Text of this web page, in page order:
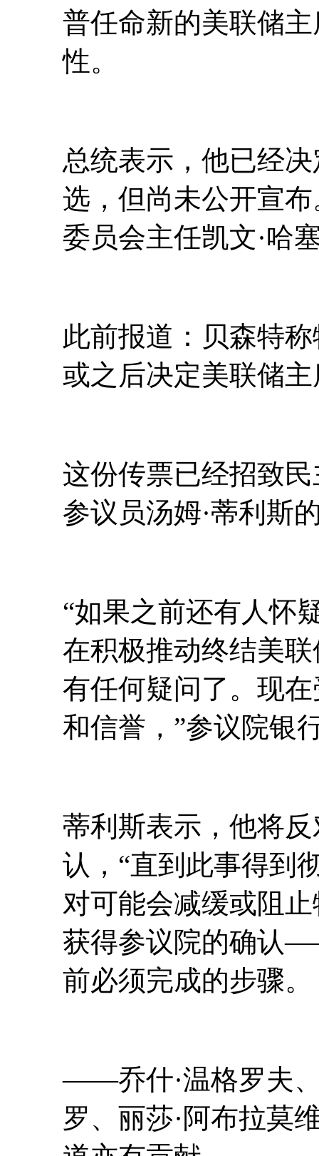
普任命新的美联储
性。
总统表示，他已经
选，但尚未公开宣
委员会主任凯文·哈
此前报道：贝森特
或之后决定美联储
这份传票已经招致
参议员汤姆·蒂利斯
“如果之前还有人怀
在积极推动终结美
有任何疑问了。现
和信誉，”参议院银
蒂利斯表示，他将
认，“直到此事得到
对可能会减缓或阻
获得参议院的确认
前必须完成的步骤。
——乔什·温格罗夫、
罗、丽莎·阿布拉莫